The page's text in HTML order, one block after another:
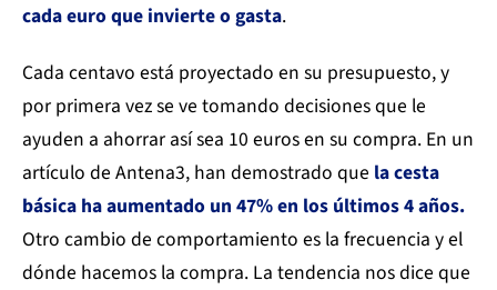
cada euro que invierte o gasta.
Cada centavo está proyectado en su presupuesto, y
por primera vez se ve tomando decisiones que le
ayuden a ahorrar así sea 10 euros en su compra. En un
artículo de Antena3, han demostrado que la cesta
básica ha aumentado un 47% en los últimos 4 años.
Otro cambio de comportamiento es la frecuencia y el
dónde hacemos la compra. La tendencia nos dice que